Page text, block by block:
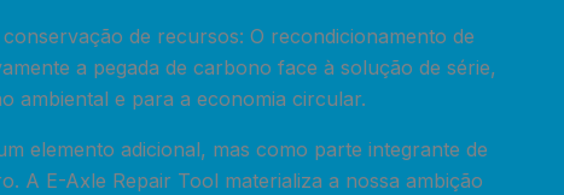
de recursos: O recondicionamento de
a pegada de carbono face à solução de série,
ambiental e para a economia circular.
elemento adicional, mas como parte integrante de
A E-Axle Repair Tool materializa a nossa ambição